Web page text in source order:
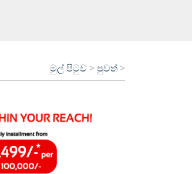
මුල් පිටුව >පුවත් >